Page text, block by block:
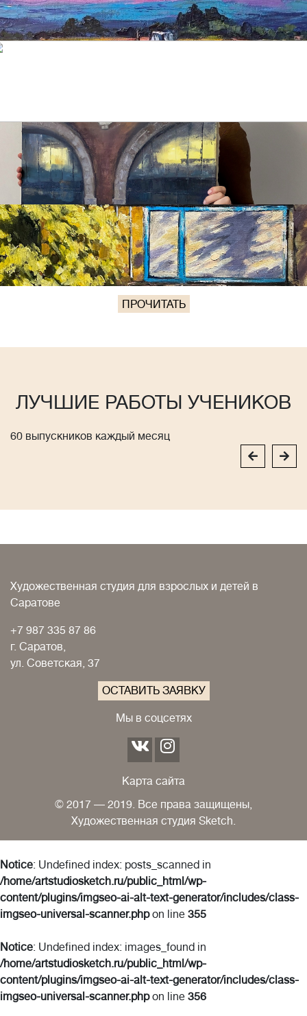
ПРОЧИТАТЬ
ЛУЧШИЕ РАБОТЫ УЧЕНИКОВ
60 выпускников каждый месяц
Художественная студия для взрослых и детей в
Саратове
+7 987 335 87 86
г. Саратов,
ул. Советская, 37
ОСТАВИТЬ ЗАЯВКУ
Мы в соцсетях
Карта сайта
© 2017 — 2019. Все права защищены,
Художественная студия Sketch.
Notice: Undefined index: posts_scanned in
/home/artstudiosketch.ru/public_html/wp-
content/plugins/imgseo-ai-alt-text-generator/includes/class-
imgseo-universal-scanner.phpon line 355
Notice: Undefined index: images_found in
/home/artstudiosketch.ru/public_html/wp-
content/plugins/imgseo-ai-alt-text-generator/includes/class-
imgseo-universal-scanner.phpon line 356